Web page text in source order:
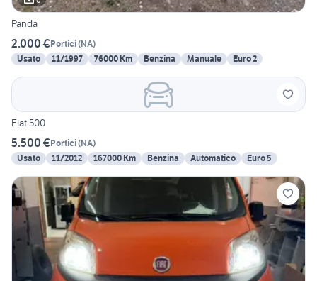
Panda
2.000 €Portici(NA)
Usato
11/1997 76000 Km Benzina Manuale Euro 2
Fiat 500
5.500 €Portici(NA)
Usato
11/2012 167000 Km Benzina Automatico Euro 5